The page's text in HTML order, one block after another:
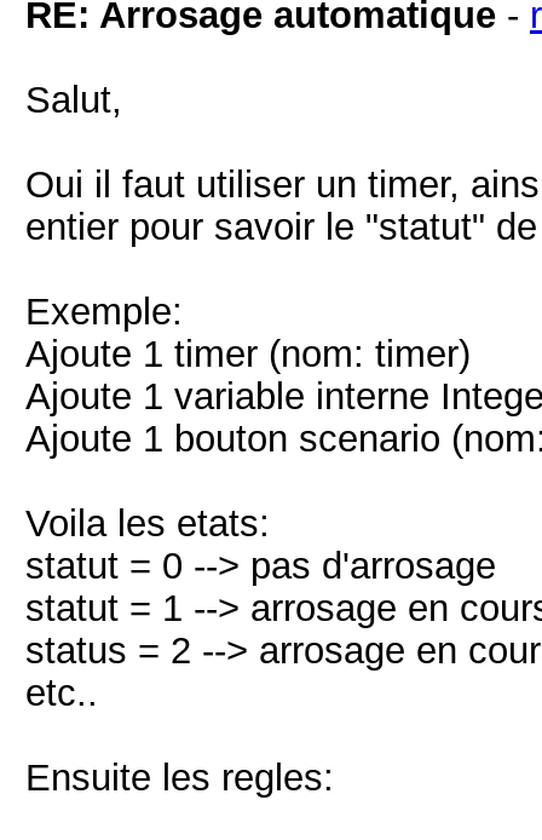
RE: Arrosage automatique -
Salut,
Oui il faut utiliser un timer,
entier pour savoir le "statut"
Exemple:
Ajoute 1 timer (nom: timer)
Ajoute 1 variable interne
Ajoute 1 bouton scenario
Voila les etats:
statut = 0 --> pas d'arrosage
statut = 1 --> arrosage en
status = 2 --> arrosage en
etc..
Ensuite les regles: